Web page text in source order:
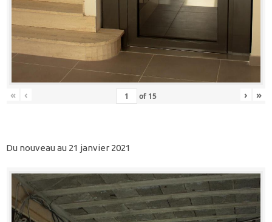
« ‹ of 15 › »
Du nouveau au 21 janvier 2021